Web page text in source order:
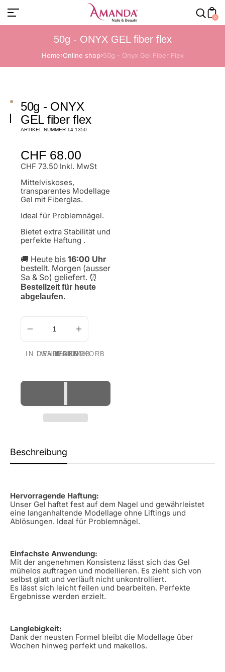
0
50g - ONYX GEL fiber flex
Home Online shop 50g - Onyx Gel Fiber Flex
50g - ONYX
GEL fiber flex
ARTIKEL NUMMER 14.1350
Normaler
Preis
CHF 68.00
CHF 73.50 Inkl. MwSt
Mittelviskoses,
transparentes Modellage
Gel mit Fiberglas.
Ideal für Problemnägel.
Bietet extra Stabilität und
perfekte Haftung .
🚚 Heute bis 16:00 Uhr
bestellt. Morgen (ausser
Sa & So) geliefert. ⏰
Bestellzeit für heute
abgelaufen.
IN DEN WARENKORB LEGEN
Beschreibung
Hervorragende Haftung:
Unser Gel haftet fest auf dem Nagel und gewährleistet
eine langanhaltende Modellage ohne Liftings und
Ablösungen. Ideal für Problemnägel.
Einfachste Anwendung:
Mit der angenehmen Konsistenz lässt sich das Gel
mühelos auftragen und modellieren. Es zieht sich von
selbst glatt und verläuft nicht unkontrolliert.
Es lässt sich leicht feilen und bearbeiten. Perfekte
Ergebnisse werden erzielt.
Langlebigkeit:
Dank der neusten Formel bleibt die Modellage über
Wochen hinweg perfekt und makellos.